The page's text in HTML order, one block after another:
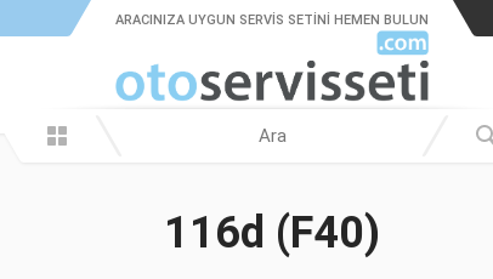
ARACINIZA UYGUN SERVIS SETINI HEMEN BULUN
116d (F40)